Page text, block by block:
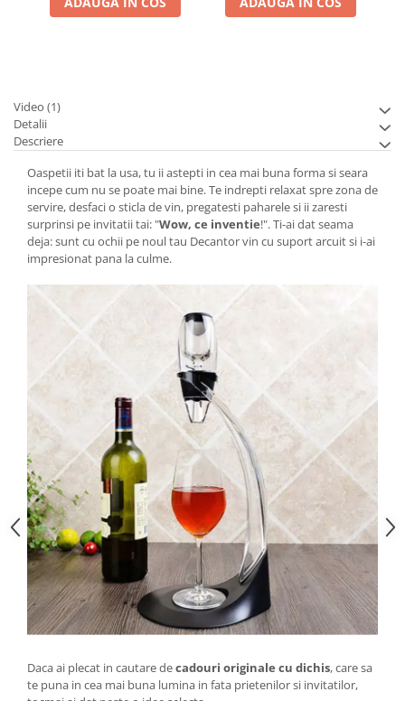
Video (1)
Detalii
Descriere
Oaspetii iti bat la usa, tu ii astepti in cea mai buna forma si seara
incepe cum nu se poate mai bine. Te indrepti relaxat spre zona de
servire, desfaci o sticla de vin, pregatesti paharele si ii zaresti
surprinsi pe invitatii tai: "Wow, ce inventie!". Ti-ai dat seama
deja: sunt cu ochii pe noul tau Decantor vin cu suport arcuit si i-ai
impresionat pana la culme.
Daca ai plecat in cautare decadouri originale cu dichis, care sa
te puna in cea mai buna lumina in fata prietenilor si invitatilor,